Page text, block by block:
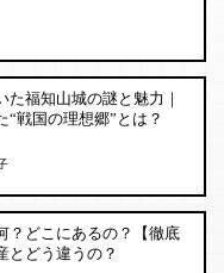
た福知山城の謎と魅力｜
“戦国の理想郷”とは？
？どこにあるの？【徹底
とどう違うの？